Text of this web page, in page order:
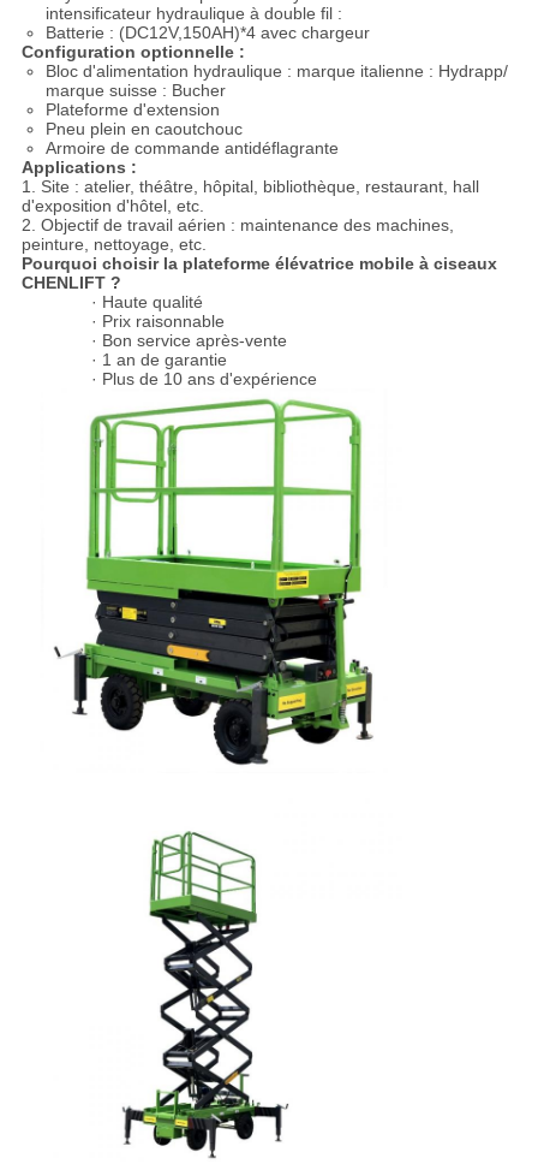
intensificateur hydraulique à double fil :
Batterie : (DC12V,150AH)*4 avec chargeur
Configuration optionnelle :
Bloc d'alimentation hydraulique : marque italienne : Hydrapp/
marque suisse : Bucher
Plateforme d'extension
Pneu plein en caoutchouc
Armoire de commande antidéflagrante
Applications :
1. Site : atelier, théâtre, hôpital, bibliothèque, restaurant, hall
d'exposition d'hôtel, etc.
2. Objectif de travail aérien : maintenance des machines,
peinture, nettoyage, etc.
Pourquoi choisir la plateforme élévatrice mobile à ciseaux
CHENLIFT ?
· Haute qualité
· Prix raisonnable
· Bon service après-vente
· 1 an de garantie
· Plus de 10 ans d'expérience